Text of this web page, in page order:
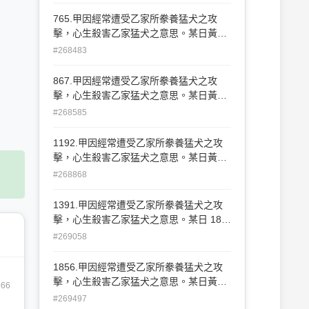
此種情形，在學理上稱為何種錯誤？ (A)
行為錯誤 (B)打擊錯誤 (C)客體錯誤 (D)方
765.甲因經常遭受乙家所豢養猛犬之攻
擊，心生殺害乙家猛犬之意思。某日黃
昏，恰巧乙之兒子丙在自家庭院學狗做狗
此種情形，在學理上稱為何種錯誤？ (A)
行為錯誤(B)打擊錯誤(C)客體錯誤(D)方法
#268483
867.甲因經常遭受乙家所豢養猛犬之攻
擊，心生殺害乙家猛犬之意思。某日黃
昏，恰巧乙之兒子丙在自家庭院學狗做狗
此種情形，在學理上稱為何種錯誤？ (A)
行為錯誤 (B)打擊錯誤 (C)客體錯誤 (D)方
#268585
1192.甲因經常遭受乙家所豢養猛犬之攻
擊，心生殺害乙家猛犬之意思。某日黃
昏，恰巧乙之兒子丙在自家庭院學狗做狗
此種情形，在學理上稱為何種錯誤？ (A)
行為錯誤 (B)打擊錯誤 (C)客體錯誤 (D)方
#268868
1391.甲因經常遭受乙家所豢養猛犬之攻
擊，心生殺害乙家猛犬之意思。某日 187
黃昏，恰巧乙之兒子丙在自家庭院學狗做
殺。此種情形，在學理上稱為何種錯誤？
(A)行為錯誤 (B)打擊錯誤 (C)客體錯誤 (D)
#269058
1856.甲因經常遭受乙家所豢養猛犬之攻
擊，心生殺害乙家猛犬之意思。某日黃
昏，恰巧乙之兒子丙在自家庭院學狗做狗
#269497